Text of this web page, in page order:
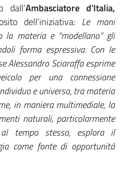
dall’Ambasciatore d’Italia,
dell’iniziativa: Le mani
la materia e “modellano” gli
forma espressiva. Con le
Alessandro Sciaraffa esprime
per una connessione
e universo, tra materia
in maniera multimediale, la
naturali, particolarmente
tempo stesso, esplora il
come fonte di opportunità